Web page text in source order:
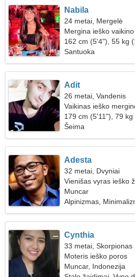
Nabila
24 metai, Mergelė
Mergina ieško vaikino
162 cm (5'4"), 55 kg
Santuoka
Adit
26 metai, Vandenis
Vaikinas ieško
179 cm (5'11"), 79
Šeima
Adesta
32 metai, Dvyniai
Vienišas vyras ieško
Muncar
Alpinizmas,
Cynthia
33 metai, Skorpionas
Moteris ieško poros
Muncar, Indonezija